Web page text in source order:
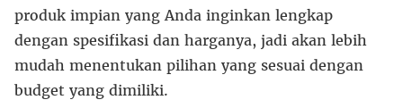
produk impian yang Anda inginkan lengkap
dengan spesifikasi dan harganya, jadi akan lebih
mudah menentukan pilihan yang sesuai dengan
budget yang dimiliki.